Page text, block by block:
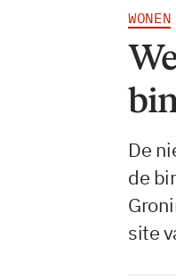
WONEN
De
de
site